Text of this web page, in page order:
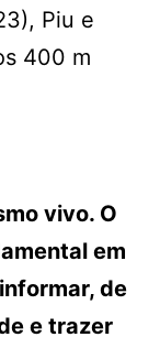
Piu e
400 m
vivo. O
em
de
e trazer